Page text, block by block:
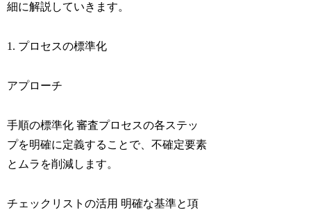
細に解説していきます。
1. プロセスの標準化
アプローチ
手順の標準化 審査プロセスの各ステッ
プを明確に定義することで、不確定要素
とムラを削減します。
チェックリストの活用 明確な基準と項